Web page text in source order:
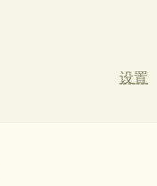
设置